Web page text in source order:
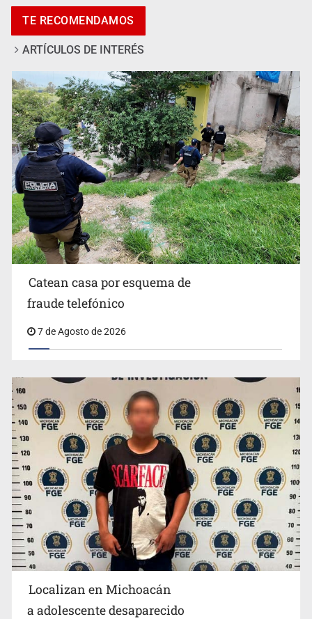
afirma Lazos de Amor
Sheinbaum anticipa más detenciones por caso
Ayotzinapa y promete justicia
México no está preparado para una intervención
unilateral de EUA contra cárteles
Procesan a el “R1”, presunto líder criminal en Jalisco y
TE RECOMENDAMOS
ARTÍCULOS DE INTERÉS
Catean casa por esquema de
fraude telefónico
7 de Agosto de 2026
Localizan en Michoacán
a adolescente desaparecido